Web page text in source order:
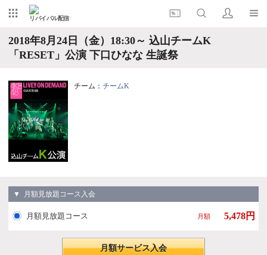
リバイバル配信
2018年8月24日（金）18:30～ 込山チームK
「RESET」公演 下口ひなな 生誕祭
チーム： チームK
▼ 月額見放題コース入会
月額見放題コース 月額 5,478円
月額サービス入会